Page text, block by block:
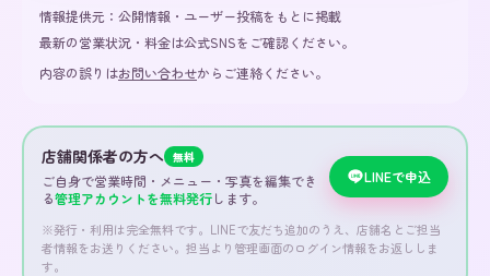
情報提供元： 公開情報・ユーザー投稿をもとに掲載
最新の営業状況・料金は公式SNSをご確認ください。
内容の誤りはお問い合わせからご連絡ください。
店舗関係者の方へ 無料
ご自身で営業時間・メニュー・写真を編集でき
る管理アカウントを無料発行します。
LINEで申込
※発行・利用は完全無料です。LINEで友だち追加のうえ、店舗名とご担当
者情報をお送りください。担当より管理画面のログイン情報をお返ししま
す。